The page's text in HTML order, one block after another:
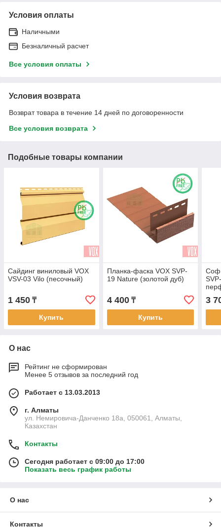
Условия оплаты
Наличными
Безналичный расчет
Все условия оплаты
Условия возврата
Возврат товара в течение 14 дней по договоренности
Все условия возврата
Подобные товары компании
Сайдинг виниловый VOX
VSV-03 Vilo (песочный)
1 450 ₸
Купить
Планка-фаска VOX SVP-
19 Nature (золотой дуб)
4 400₸
Купить
3
О нас
Рейтинг не сформирован
Менее 5 отзывов за последний год
Работает с 13.03.2013
г. Алматы
ул. Немировича-Данченко 18а, 050061, Алматы,
Казахстан
Контакты
Сегодня работает с 09:00 до 17:00
Показать весь график работы
О нас
Контакты